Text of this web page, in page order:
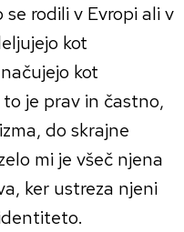
rodili v Evropi ali v
kot
kot
je prav in častno,
do skrajne
mi je všeč njena
ker ustreza njeni